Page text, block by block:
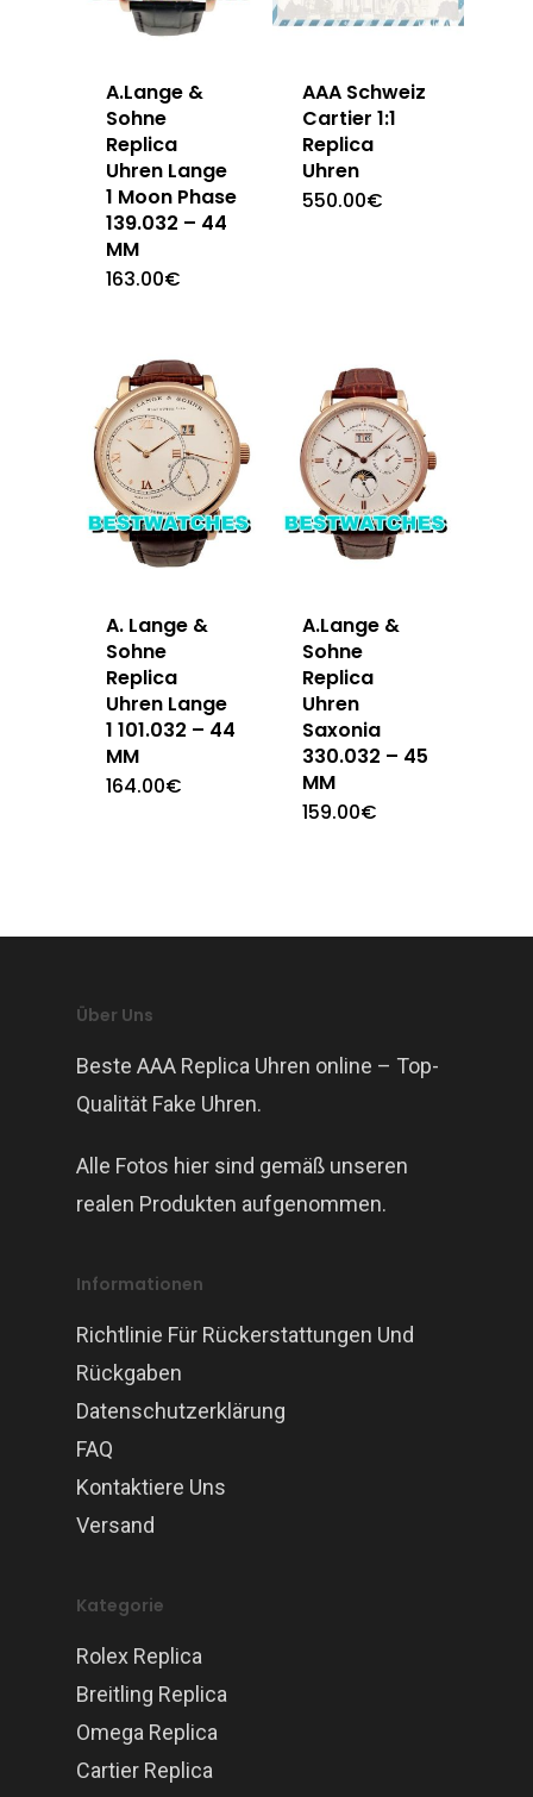
A.Lange &
Sohne
Replica
Uhren Lange
1 Moon Phase
139.032 – 44
MM
163.00€
AAA Schweiz
Cartier 1:1
Replica
Uhren
550.00€
A. Lange &
Sohne
Replica
Uhren Lange
1 101.032 – 44
MM
164.00€
A.Lange &
Sohne
Replica
Uhren
Saxonia
330.032 – 45
MM
159.00€
Über Uns
Beste AAA Replica Uhren online – Top-
Qualität Fake Uhren.
Alle Fotos hier sind gemäß unseren
realen Produkten aufgenommen.
Informationen
Richtlinie Für Rückerstattungen Und
Rückgaben
Datenschutzerklärung
FAQ
Kontaktiere Uns
Versand
Kategorie
Rolex Replica
Breitling Replica
Omega Replica
Cartier Replica